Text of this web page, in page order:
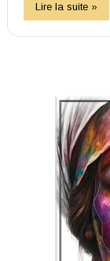
Lire la suite »